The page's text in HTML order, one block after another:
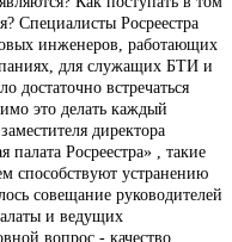
Специалисты Росреестра
инженеров, работающих
для служащих БТИ и
достаточно встречаться
это делать каждый
директора
Росреестра» , такие
способствуют устранению
совещание руководителей
и ведущих
вопрос - качество